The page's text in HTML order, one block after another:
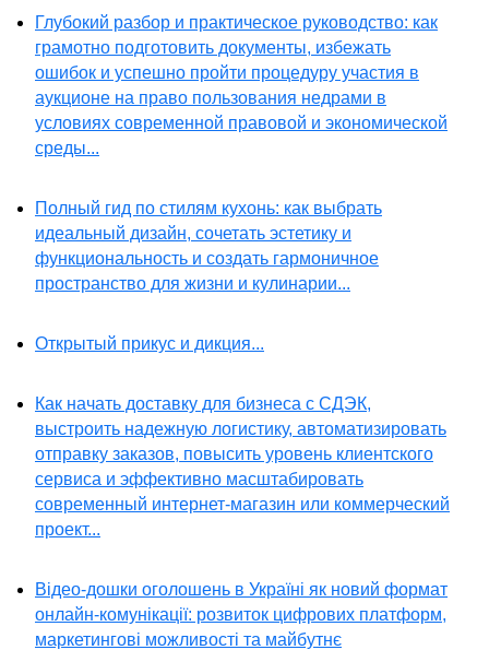
Глубокий разбор и практическое руководство: как
грамотно подготовить документы, избежать
ошибок и успешно пройти процедуру участия в
аукционе на право пользования недрами в
условиях современной правовой и экономической
среды...
Полный гид по стилям кухонь: как выбрать
идеальный дизайн, сочетать эстетику и
функциональность и создать гармоничное
пространство для жизни и кулинарии...
Открытый прикус и дикция...
Как начать доставку для бизнеса с СДЭК,
выстроить надежную логистику, автоматизировать
отправку заказов, повысить уровень клиентского
сервиса и эффективно масштабировать
современный интернет-магазин или коммерческий
проект...
Відео-дошки оголошень в Україні як новий формат
онлайн-комунікації: розвиток цифрових платформ,
маркетингові можливості та майбутнє